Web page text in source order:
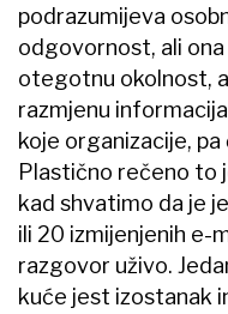
podrazumijeva
odgovornost, ali
otegotnu okolnost,
razmjenu
koje organizacije,
Plastično rečeno to
kad shvatimo da je
ili 20 izmijenjenih e-
razgovor uživo.
kuće jest izostanak